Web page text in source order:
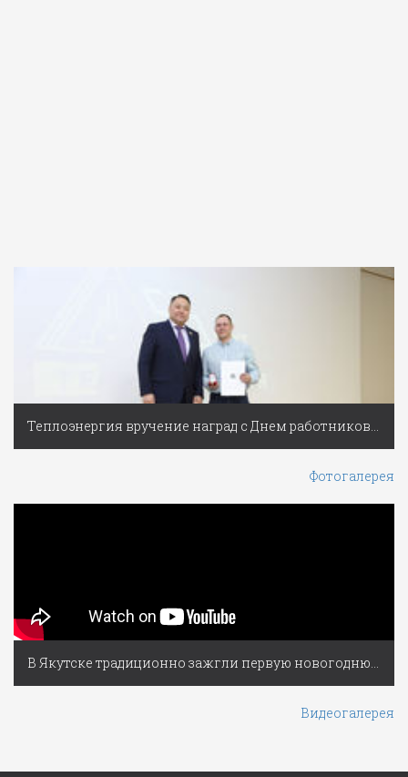
Теплоэнергия вручение наград с Днем работников ЖКХ
Фотогалерея
В Якутске традиционно зажгли первую новогоднюю ёлку России
Видеогалерея